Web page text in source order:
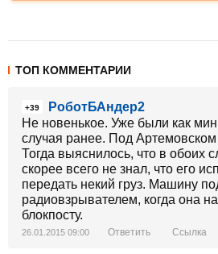
ТОП КОММЕНТАРИИ
+39
РоботБАндер2
Не новенькое. Уже были как
случая ранее. Под
Тогда выяснилось, что в обоих
скорее всего не знал, что его
передать некий груз. Машину
радиовзрывателем, когда она
блокпосту.
26.01.2015 09:00 Ответить Ссылка